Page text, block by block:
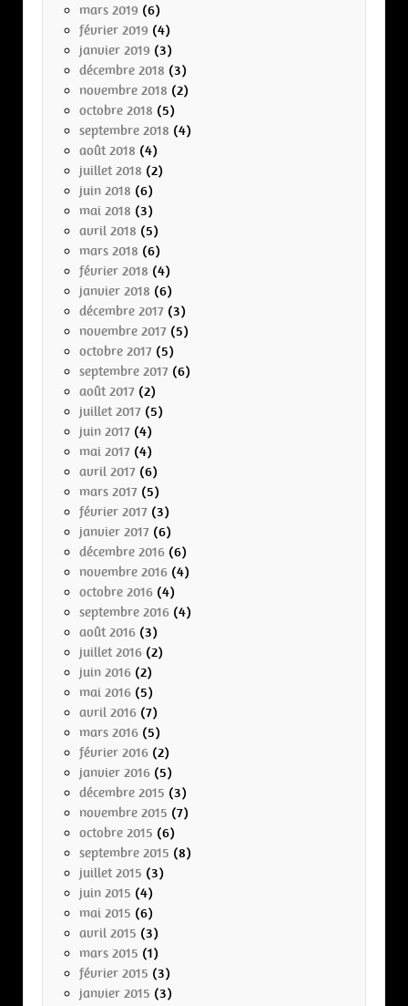
mars 2019 (6)
février 2019 (4)
janvier 2019 (3)
décembre 2018 (3)
novembre 2018 (2)
octobre 2018 (5)
septembre 2018 (4)
août 2018 (4)
juillet 2018 (2)
juin 2018 (6)
mai 2018 (3)
avril 2018 (5)
mars 2018 (6)
février 2018 (4)
janvier 2018 (6)
décembre 2017 (3)
novembre 2017 (5)
octobre 2017 (5)
septembre 2017 (6)
août 2017 (2)
juillet 2017 (5)
juin 2017 (4)
mai 2017 (4)
avril 2017 (6)
mars 2017 (5)
février 2017 (3)
janvier 2017 (6)
décembre 2016 (6)
novembre 2016 (4)
octobre 2016 (4)
septembre 2016 (4)
août 2016 (3)
juillet 2016 (2)
juin 2016 (2)
mai 2016 (5)
avril 2016 (7)
mars 2016 (5)
février 2016 (2)
janvier 2016 (5)
décembre 2015 (3)
novembre 2015 (7)
octobre 2015 (6)
septembre 2015 (8)
juillet 2015 (3)
juin 2015 (4)
mai 2015 (6)
avril 2015 (3)
mars 2015 (1)
février 2015 (3)
janvier 2015 (3)